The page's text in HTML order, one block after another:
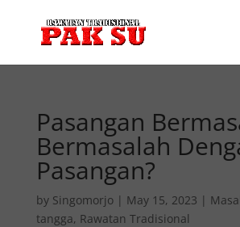
Pasangan
Bermasalah
Pasangan?
by Singomorjo| May 15, 2023 |
tangga, Rawatan Tradisional